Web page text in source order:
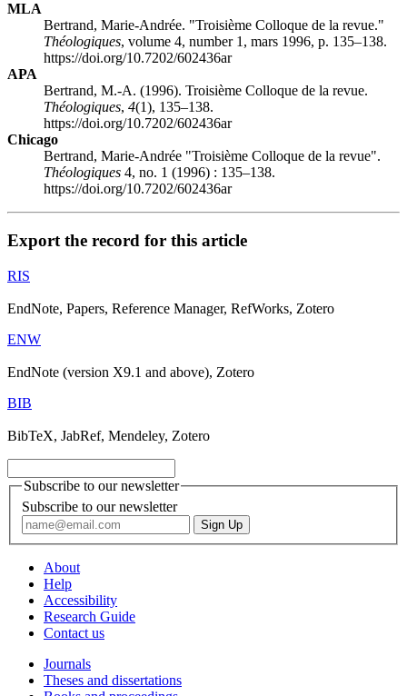
MLA
Bertrand, Marie-Andrée. "Troisième Colloque de la revue."
Théologiques, volume 4, number 1, mars 1996, p. 135–138.
https://doi.org/10.7202/602436ar
APA
Bertrand, M.-A. (1996). Troisième Colloque de la revue.
Théologiques, 4(1), 135–138.
https://doi.org/10.7202/602436ar
Chicago
Bertrand, Marie-Andrée "Troisième Colloque de la revue".
Théologiques 4, no. 1 (1996) : 135–138.
https://doi.org/10.7202/602436ar
Export the record for this article
RIS
EndNote, Papers, Reference Manager, RefWorks, Zotero
ENW
EndNote (version X9.1 and above), Zotero
BIB
BibTeX, JabRef, Mendeley, Zotero
Subscribe to our newsletter
Subscribe to our newsletter
About
Help
Accessibility
Research Guide
Contact us
Journals
Theses and dissertations